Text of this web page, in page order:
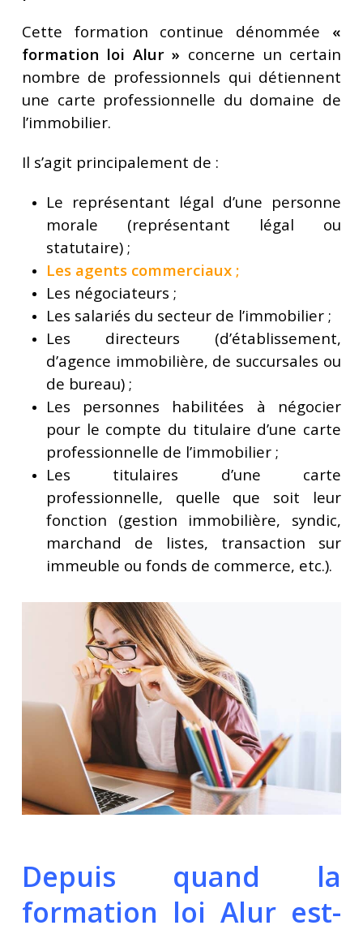
Cette formation continue dénommée «
formation loi Alur » concerne un certain
nombre de professionnels qui détiennent
une carte professionnelle du domaine de
l’immobilier.
Il s’agit principalement de :
Le représentant légal d’une personne
morale (représentant légal ou
statutaire) ;
Les agents commerciaux;
Les négociateurs ;
Les salariés du secteur de l’immobilier ;
Les directeurs (d’établissement,
d’agence immobilière, de succursales ou
de bureau) ;
Les personnes habilitées à négocier
pour le compte du titulaire d’une carte
professionnelle de l’immobilier ;
Les titulaires d’une carte
professionnelle, quelle que soit leur
fonction (gestion immobilière, syndic,
marchand de listes, transaction sur
immeuble ou fonds de commerce, etc.).
Depuis quand la
formation loi Alur est-